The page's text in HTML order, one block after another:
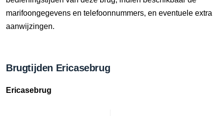
marifoongegevens en telefoonnummers, en eventuele extra
aanwijzingen.
Brugtijden Ericasebrug
Ericasebrug